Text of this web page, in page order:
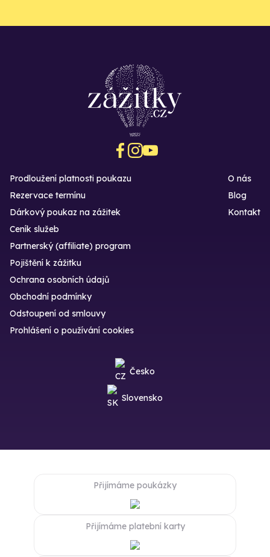
Prodloužení platnosti poukazu
Rezervace termínu
Dárkový poukaz na zážitek
O nás
Blog
Kontakt
Ceník služeb
Partnerský (affiliate) program
Pojištění k zážitku
Ochrana osobních údajů
Obchodní podmínky
Odstoupení od smlouvy
Prohlášení o používání cookies
Česko
Slovensko
Přijímáme poukázky
Přijímáme platební karty